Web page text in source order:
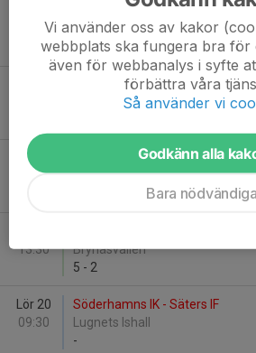
00:00
Leksands IF - Söderhamns IK
Kristinehovs ishall
-
Söderhamns IK - Säters IF
Kristinehovs ishall
Sön 7
12:00
Brynäs IF - Söderhamns IK F14
Brynäsvallen
13:30
Brynäsvallen
5 - 2
Lör 20
09:30
Söderhamns IK - Säters IF
Lugnets Ishall
-
Vi använder oss av kakor
webbplats ska fungera bra för
även för webbanalys i syfte
förbättra våra
Så använder vi
Godkänn alla
Bara nödvändiga